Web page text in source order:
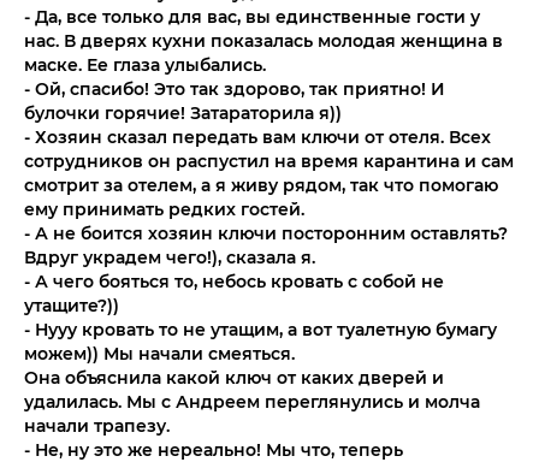
- Да, все только для вас, вы единственные гости у
нас. В дверях кухни показалась молодая женщина в
маске. Ее глаза улыбались.
- Ой, спасибо! Это так здорово, так приятно! И
булочки горячие! Затараторила я))
- Хозяин сказал передать вам ключи от отеля. Всех
сотрудников он распустил на время карантина и сам
смотрит за отелем, а я живу рядом, так что помогаю
ему принимать редких гостей.
- А не боится хозяин ключи посторонним оставлять?
Вдруг украдем чего!), сказала я.
- А чего бояться то, небось кровать с собой не
утащите?))
- Нууу кровать то не утащим, а вот туалетную бумагу
можем)) Мы начали смеяться.
Она объяснила какой ключ от каких дверей и
удалилась. Мы с Андреем переглянулись и молча
начали трапезу.
- Не, ну это же нереально! Мы что, теперь